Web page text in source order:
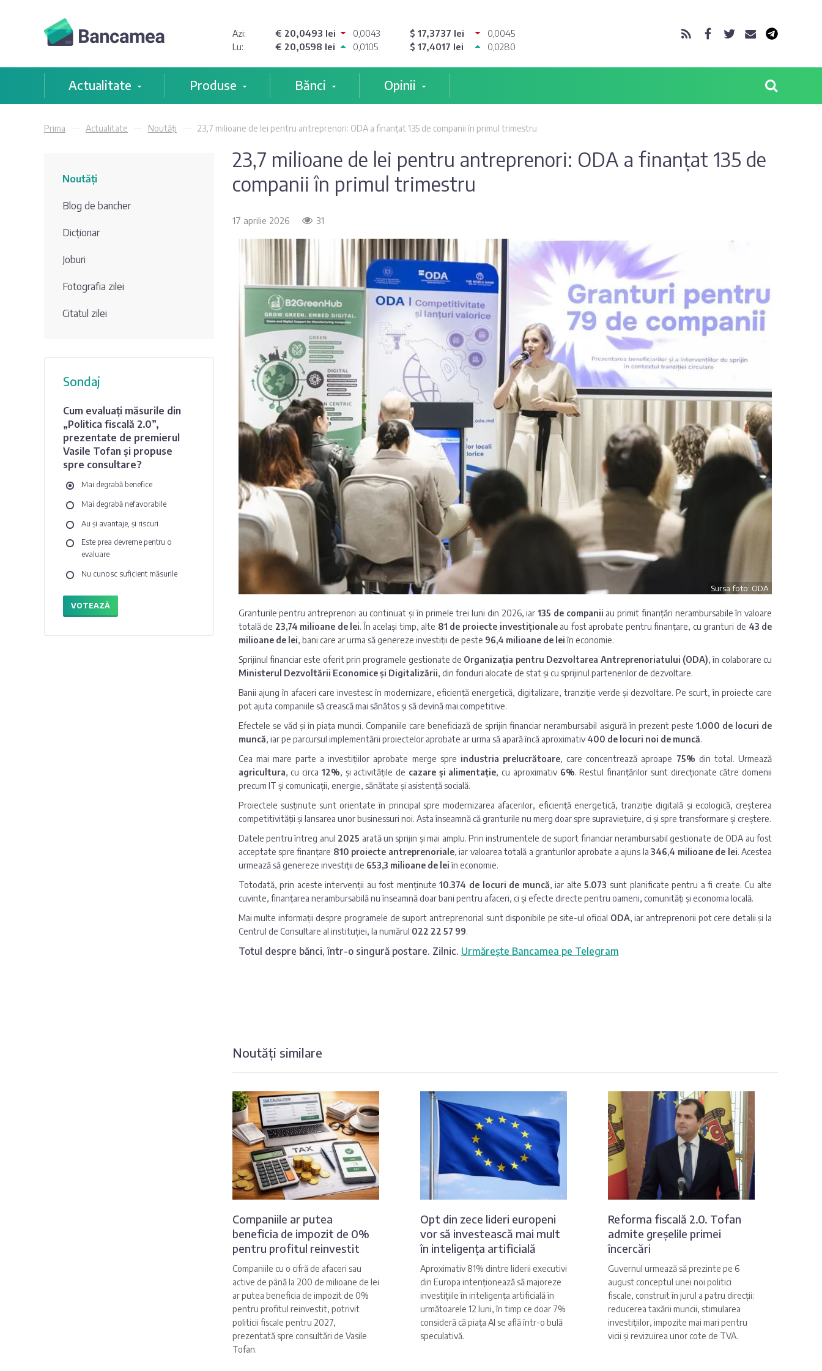
Azi: € 20,0493 lei 0,0043 $ 17,3737 lei 0,0045
Lu: € 20,0598 lei 0,0105 $ 17,4017 lei 0,0280
Actualitate Produse Bănci Opinii
Prima Actualitate Noutăți 23,7 milioane de lei pentru antreprenori: ODA a finanțat 135 de companii în primul trimestru
Noutăți
Blog de bancher
Dicționar
Joburi
Fotografia zilei
Citatul zilei
Sondaj
Cum evaluați măsurile din
„Politica fiscală 2.0”,
prezentate de premierul
Vasile Tofan și propuse
spre consultare?
Mai degrabă benefice
Mai degrabă nefavorabile
Au și avantaje, și riscuri
Este prea devreme pentru o
evaluare
Nu cunosc suficient măsurile
VOTEAZĂ
23,7 milioane de lei pentru antreprenori: ODA a finanțat 135 de
companii în primul trimestru
17 aprilie 2026 31
Sursa foto: ODA
Granturile pentru antreprenori au continuat și în primele trei luni din 2026, iar135 de companii au primit finanțări nerambursabile în valoare
totală de 23,74 milioane de lei. În același timp, alte 81 de proiecte investiționaleau fost aprobate pentru finanțare, cu granturi de 43 de
milioane de lei, bani care ar urma să genereze investiții de peste 96,4 milioane de leiîn economie.
Sprijinul financiar este oferit prin programele gestionate de Organizația pentru Dezvoltarea Antreprenoriatului (ODA), în colaborare cu
Ministerul Dezvoltării Economice și Digitalizării, din fonduri alocate de stat și cu sprijinul partenerilor de dezvoltare.
Banii ajung în afaceri care investesc în modernizare, eficiență energetică, digitalizare, tranziție verde și dezvoltare. Pe scurt, în proiecte care
pot ajuta companiile să crească mai sănătos și să devină mai competitive.
Efectele se văd și în piața muncii. Companiile care beneficiază de sprijin financiar nerambursabil asigură în prezent peste 1.000 de locuri de
muncă, iar pe parcursul implementării proiectelor aprobate ar urma să apară încă aproximativ 400 de locuri noi de muncă.
Cea mai mare parte a investițiilor aprobate merge spre industria prelucrătoare, care concentrează aproape 75% din total. Urmează
agricultura, cu circa 12%, și activitățile de cazare și alimentație, cu aproximativ 6%. Restul finanțărilor sunt direcționate către domenii
precum IT și comunicații, energie, sănătate și asistență socială.
Proiectele susținute sunt orientate în principal spre modernizarea afacerilor, eficiență energetică, tranziție digitală și ecologică, creșterea
competitivității și lansarea unor businessuri noi. Asta înseamnă că granturile nu merg doar spre supraviețuire, ci și spre transformare și creștere.
Datele pentru întreg anul 2025 arată un sprijin și mai amplu. Prin instrumentele de suport financiar nerambursabil gestionate de ODA au fost
acceptate spre finanțare 810 proiecte antreprenoriale, iar valoarea totală a granturilor aprobate a ajuns la346,4 milioane de lei. Acestea
urmează să genereze investiții de 653,3 milioane de leiîn economie.
Totodată, prin aceste intervenții au fost menținute10.374 de locuri de muncă, iar alte5.073 sunt planificate pentru a fi create. Cu alte
cuvinte, finanțarea nerambursabilă nu înseamnă doar bani pentru afaceri, ci și efecte directe pentru oameni, comunități și economia locală.
Mai multe informații despre programele de suport antreprenorial sunt disponibile pe site-ul oficial ODA, iar antreprenorii pot cere detalii și la
Centrul de Consultare al instituției, la numărul 022 22 57 99.
Totul despre bănci, într-o singură postare. Zilnic. Urmărește Bancamea pe Telegram
Noutăți similare
Companiile ar putea
beneficia de impozit de 0%
pentru profitul reinvestit
Companiile cu o cifră de afaceri sau
active de până la 200 de milioane de lei
ar putea beneficia de impozit de 0%
pentru profitul reinvestit, potrivit
politicii fiscale pentru 2027,
prezentată spre consultări de Vasile
Tofan.
Opt din zece lideri europeni
vor să investească mai mult
în inteligența artificială
Aproximativ 81% dintre liderii executivi
din Europa intenționează să majoreze
investițiile în inteligența artificială în
următoarele 12 luni, în timp ce doar 7%
consideră că piața AI se află într-o bulă
speculativă.
Reforma fiscală 2.0. Tofan
admite greșelile primei
încercări
Guvernul urmează să prezinte pe 6
august conceptul unei noi politici
fiscale, construit în jurul a patru direcții:
reducerea taxării muncii, stimularea
investițiilor, impozite mai mari pentru
vicii și revizuirea unor cote de TVA.